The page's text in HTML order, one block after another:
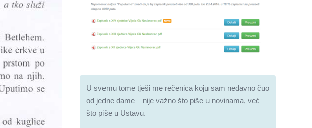
U svemu tome tješi me rečenica koju sam nedavno čuo
od jedne dame – nije važno što piše u novinama, već
što piše u Ustavu.